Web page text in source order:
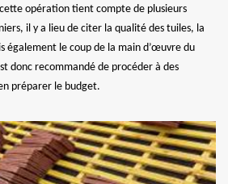
opération tient compte de plusieurs
il y a lieu de citer la qualité des tuiles, la
également le coup de la main d’œuvre du
donc recommandé de procéder à des
préparer le budget.